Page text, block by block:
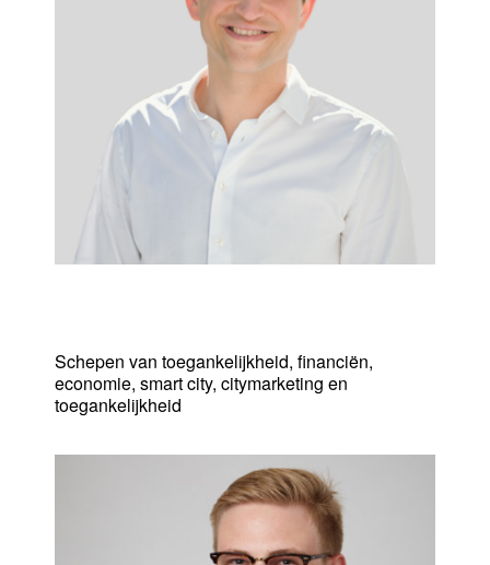
Schepen van toegankelijkheid, financiën,
economie, smart city, citymarketing en
toegankelijkheid